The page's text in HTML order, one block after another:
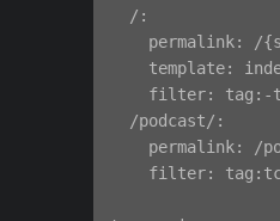
  /:
permalink: /
template:
filter: tag:-
  /podcast/:
permalink: /
filter: